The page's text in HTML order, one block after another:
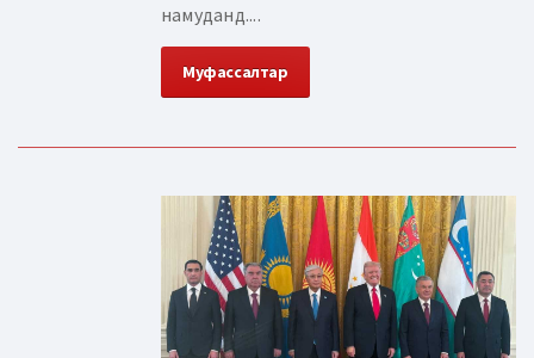
намуданд....
Муфассалтар